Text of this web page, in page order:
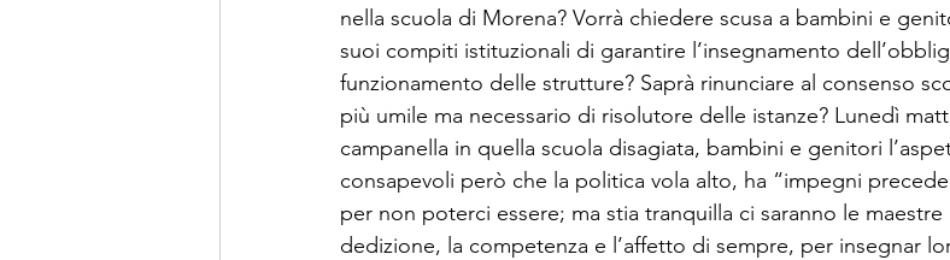
nella scuola di Morena? Vorrà chiedere scusa a bambini e
suoi compiti istituzionali di garantire l’insegnamento
funzionamento delle strutture? Saprà rinunciare al consenso
più umile ma necessario di risolutore delle istanze? Lunedì
campanella in quella scuola disagiata, bambini e genitori
consapevoli però che la politica vola alto, ha “impegni
per non poterci essere; ma stia tranquilla ci saranno le
dedizione, la competenza e l’affetto di sempre, per insegnar